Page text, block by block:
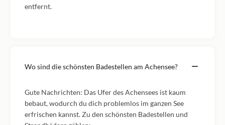
entfernt.
Wo sind die schönsten Badestellen am Achensee?
Gute Nachrichten: Das Ufer des Achensees ist kaum
bebaut, wodurch du dich problemlos im ganzen See
erfrischen kannst. Zu den schönsten Badestellen und